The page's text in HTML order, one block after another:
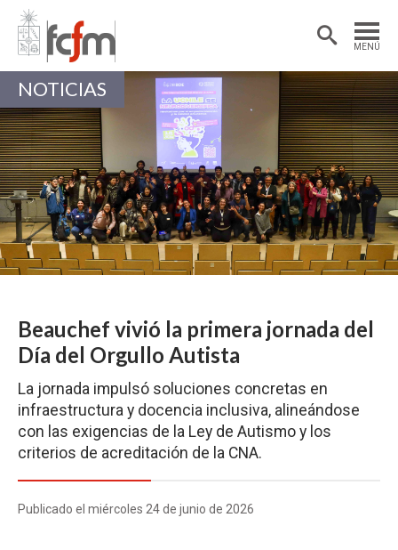
MENÚ
Estudiantes
Académicas/os
NOTICIAS
Beauchef vivió la primera jornada del
Día del Orgullo Autista
La jornada impulsó soluciones concretas en
infraestructura y docencia inclusiva, alineándose
con las exigencias de la Ley de Autismo y los
criterios de acreditación de la CNA.
Publicado el miércoles 24 de junio de 2026